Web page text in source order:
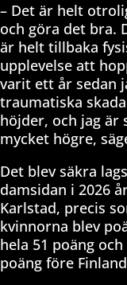
– Det är helt
och göra det bra.
är helt tillbaka
upplevelse att
varit ett år sedan
traumatiska
höjder, och jag är
mycket högre,
Det blev säkra
damsidan i 2026
Karlstad, precis
kvinnorna blev
hela 51 poäng
poäng före